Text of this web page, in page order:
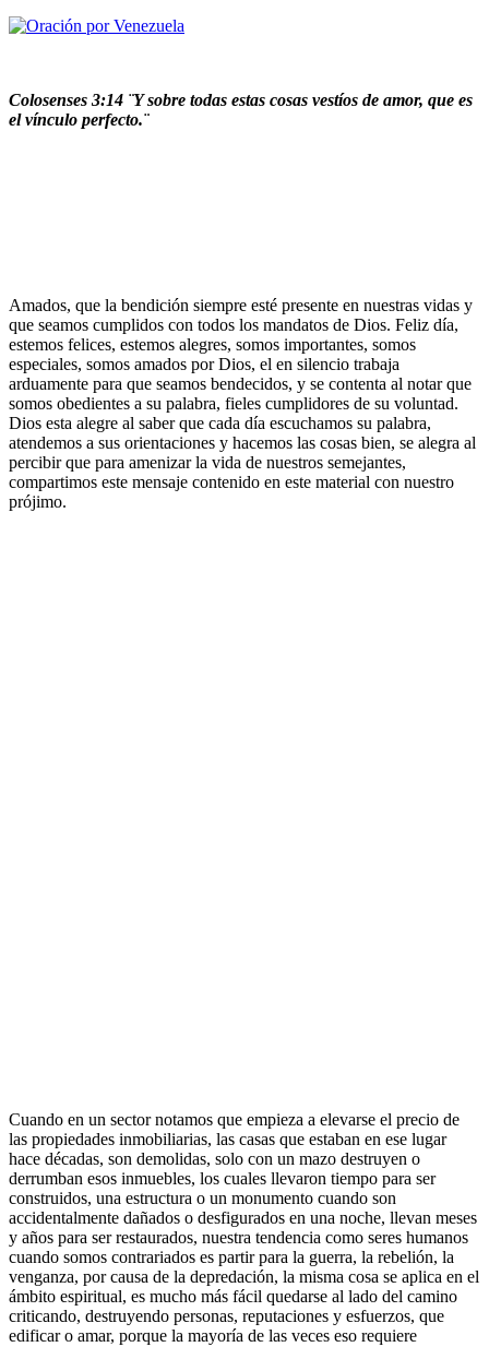
Colosenses 3:14 ¨Y sobre todas estas cosas vestíos de amor, que es
el vínculo perfecto.¨
Amados, que la bendición siempre esté presente en nuestras vidas y
que seamos cumplidos con todos los mandatos de Dios. Feliz día,
estemos felices, estemos alegres, somos importantes, somos
especiales, somos amados por Dios, el en silencio trabaja
arduamente para que seamos bendecidos, y se contenta al notar que
somos obedientes a su palabra, fieles cumplidores de su voluntad.
Dios esta alegre al saber que cada día escuchamos su palabra,
atendemos a sus orientaciones y hacemos las cosas bien, se alegra al
percibir que para amenizar la vida de nuestros semejantes,
compartimos este mensaje contenido en este material con nuestro
prójimo.
Cuando en un sector notamos que empieza a elevarse el precio de
las propiedades inmobiliarias, las casas que estaban en ese lugar
hace décadas, son demolidas, solo con un mazo destruyen o
derrumban esos inmuebles, los cuales llevaron tiempo para ser
construidos, una estructura o un monumento cuando son
accidentalmente dañados o desfigurados en una noche, llevan meses
y años para ser restaurados, nuestra tendencia como seres humanos
cuando somos contrariados es partir para la guerra, la rebelión, la
venganza, por causa de la depredación, la misma cosa se aplica en el
ámbito espiritual, es mucho más fácil quedarse al lado del camino
criticando, destruyendo personas, reputaciones y esfuerzos, que
edificar o amar, porque la mayoría de las veces eso requiere